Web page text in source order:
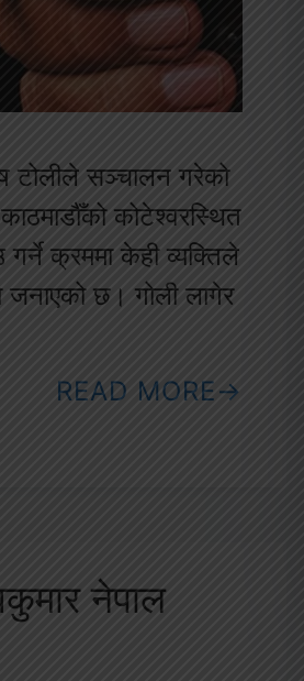
टोलीले सञ्चालन गरेको
कोटेश्वरस्थित
गर्ने क्रममा केही व्यक्तिले
जनाएको छ। गोली लागेर
READ MORE
नेपाल